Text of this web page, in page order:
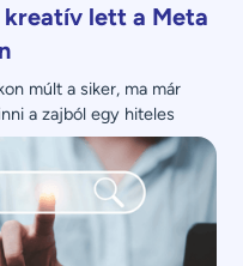
kreatív lett a Meta
múlt a siker, ma már
a zajból egy hiteles